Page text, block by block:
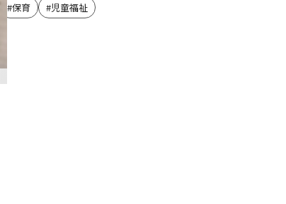
#保育 #児童福祉